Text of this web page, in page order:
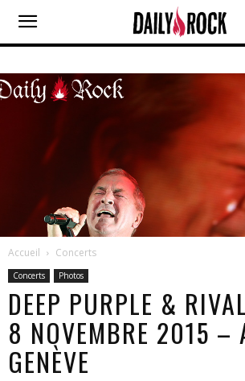
Accueil Concerts
Concerts Photos
DEEP PURPLE &
8 NOVEMBRE 2015 –
GENÈVE